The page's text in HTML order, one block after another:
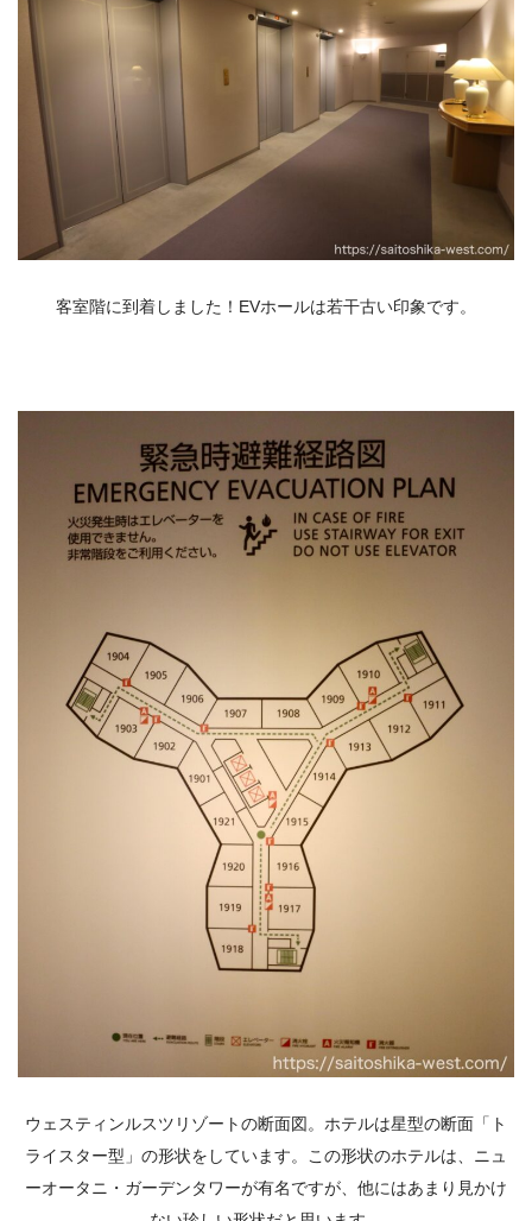
客室階に到着しました！EVホールは若干古い印象です。
ウェスティンルスツリゾートの断面図。ホテルは星型の断面「ト
ライスター型」の形状をしています。この形状のホテルは、ニュ
ーオータニ・ガーデンタワーが有名ですが、他にはあまり見かけ